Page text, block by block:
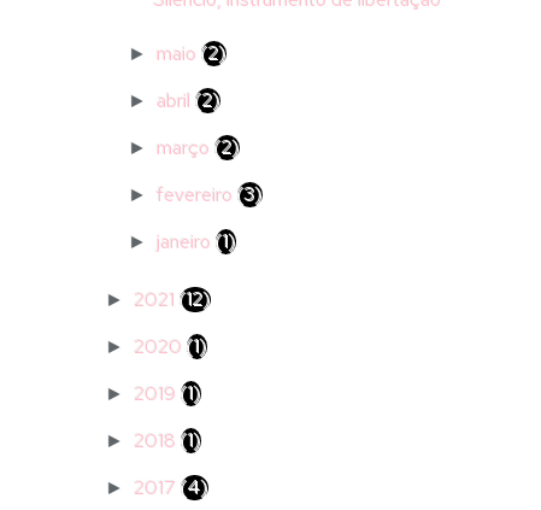
►maio(2)
► abril(2)
►março(2)
►fevereiro(3)
► janeiro(1)
► 2021 (12)
► 2020 (1)
► 2019 (1)
► 2018 (1)
► 2017 (4)